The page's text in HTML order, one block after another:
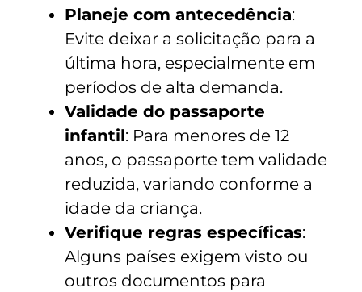
Planeje com antecedência:
Evite deixar a solicitação para a
última hora, especialmente em
períodos de alta demanda.
Validade do passaporte
infantil: Para menores de 12
anos, o passaporte tem validade
reduzida, variando conforme a
idade da criança.
Verifique regras específicas:
Alguns países exigem visto ou
outros documentos para